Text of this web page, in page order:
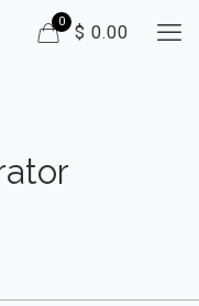
0
$ 0.00